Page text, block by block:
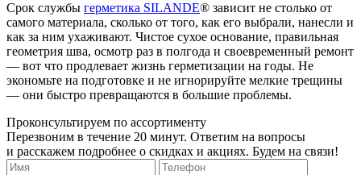
Срок службы герметика SILANDE® зависит не столько от
самого материала, сколько от того, как его выбрали, нанесли и
как за ним ухаживают. Чистое сухое основание, правильная
геометрия шва, осмотр раз в полгода и своевременный ремонт
— вот что продлевает жизнь герметизации на годы. Не
экономьте на подготовке и не игнорируйте мелкие трещины
— они быстро превращаются в большие проблемы.
Проконсультируем по ассортименту
Перезвоним в течение 20 минут. Ответим на вопросы
и расскажем подробнее о скидках и акциях. Будем на связи!